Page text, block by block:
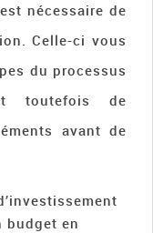
nécessaire de
Celle-ci vous
du processus
toutefois de
avant de
budget en